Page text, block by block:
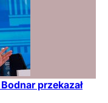
przekazał